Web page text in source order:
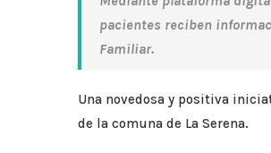
pacientes reciben
Familiar.
Una novedosa y positiva
de la comuna de La Serena.